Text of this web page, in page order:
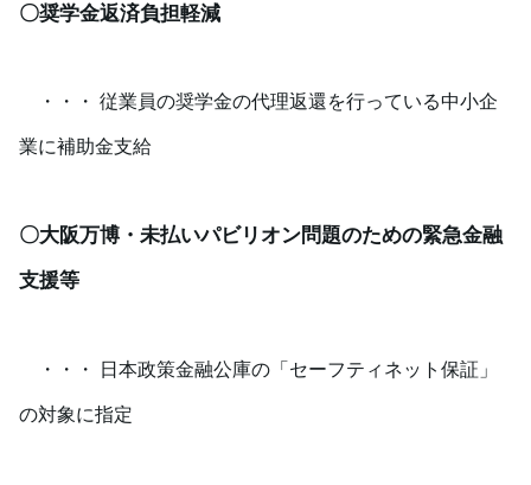
〇奨学金返済負担軽減
・・・ 従業員の奨学金の代理返還を行っている中小企
業に補助金支給
〇大阪万博・未払いパビリオン問題のための緊急金融
支援等
・・・ 日本政策金融公庫の「セーフティネット保証」
の対象に指定